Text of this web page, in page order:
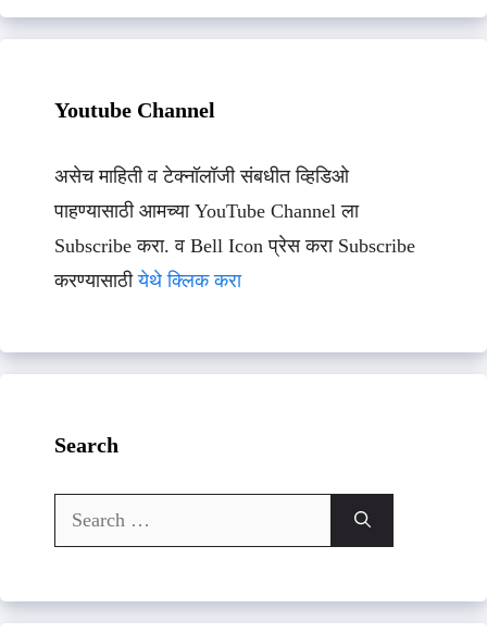
Youtube Channel
असेच माहिती व टेक्नॉलॉजी संबधीत व्हिडिओ
पाहण्यासाठी आमच्या YouTube Channel ला
Subscribe करा. व Bell Icon प्रेस करा Subscribe
करण्यासाठीयेथे क्लिक करा
Search
Search
for: